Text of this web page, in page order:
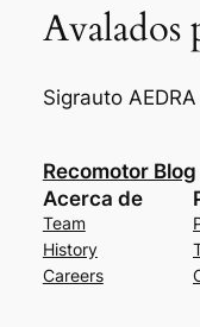
Avalados
Sigrauto AEDRA
Recomotor Blog
Acerca de
Team
History
Careers